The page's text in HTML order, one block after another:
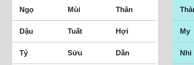
Ngọ Mùi Thân
Dậu Tuất Hợi
Tý Sửu Dần
My
Nhi